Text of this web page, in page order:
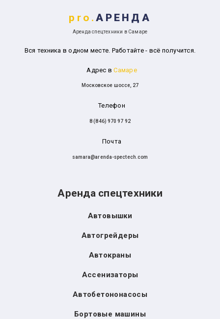
pro.АРЕНДА
Аренда спецтехники в Самаре
Вся техника в одном месте. Работайте - всё получится.
Адрес вСамаре
Московское шоссе, 27
Телефон
8 (846) 970 97 92
Почта
samara@arenda-spectech.com
Аренда спецтехники
Автовышки
Автогрейдеры
Автокраны
Ассенизаторы
Автобетононасосы
Бортовые машины